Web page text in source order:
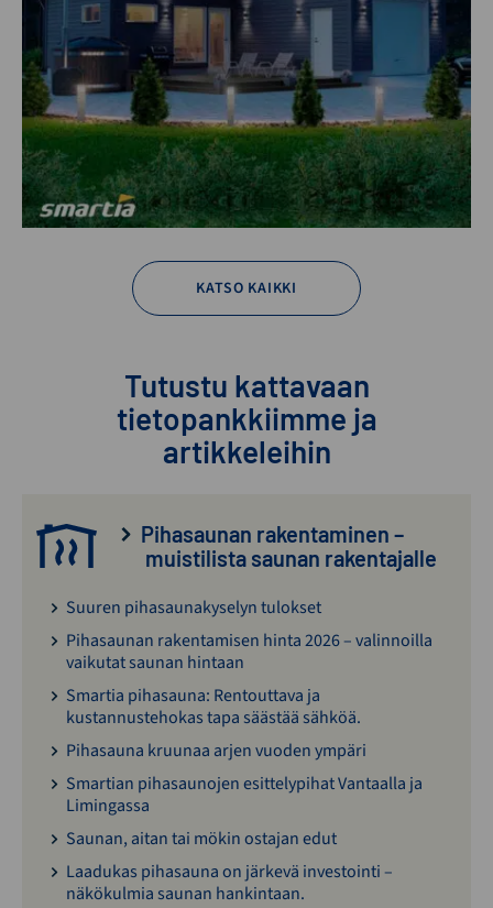
KATSO KAIKKI
Tutustu kattavaan
tietopankkiimme ja
artikkeleihin
Pihasaunan rakentaminen –
muistilista saunan rakentajalle
Suuren pihasaunakyselyn tulokset
Pihasaunan rakentamisen hinta 2026 – valinnoilla
vaikutat saunan hintaan
Smartia pihasauna: Rentouttava ja
kustannustehokas tapa säästää sähköä.
Pihasauna kruunaa arjen vuoden ympäri
Smartian pihasaunojen esittelypihat Vantaalla ja
Limingassa
Saunan, aitan tai mökin ostajan edut
Laadukas pihasauna on järkevä investointi –
näkökulmia saunan hankintaan.